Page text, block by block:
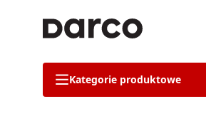
Kategorie produktowe